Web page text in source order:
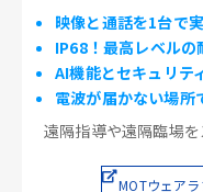
映像と通話を1台で
IP68！最高レベルの
AI機能とセキュリテ
電波が届かない場所
遠隔指導や遠隔臨場を
MOTウェア